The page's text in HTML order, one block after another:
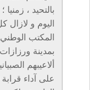
اليوم و لازال
المكتب
بمدينة
ألاعيبهم